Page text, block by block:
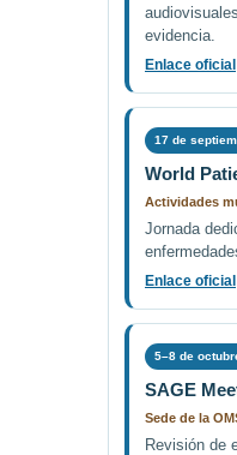
evidencia.
Enlace oficial
17 de
World
Actividades
Jornada
Enlace oficial
5–8 de
SAGE
Sede de la
Revisión de